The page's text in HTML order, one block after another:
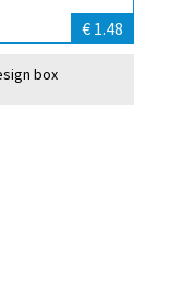
€ 1.48
box